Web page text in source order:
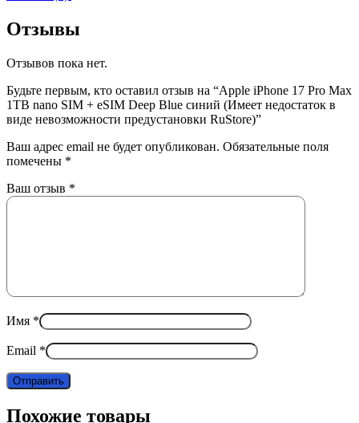
Отзывы
Отзывов пока нет.
Будьте первым, кто оставил отзыв на “Apple iPhone 17 Pro Max
1TB nano SIM + eSIM Deep Blue синий (Имеет недостаток в
виде невозможности предустановки RuStore)”
Ваш адрес email не будет опубликован. Обязательные поля
помечены *
Ваш отзыв *
Имя *
Email *
Похожие товары